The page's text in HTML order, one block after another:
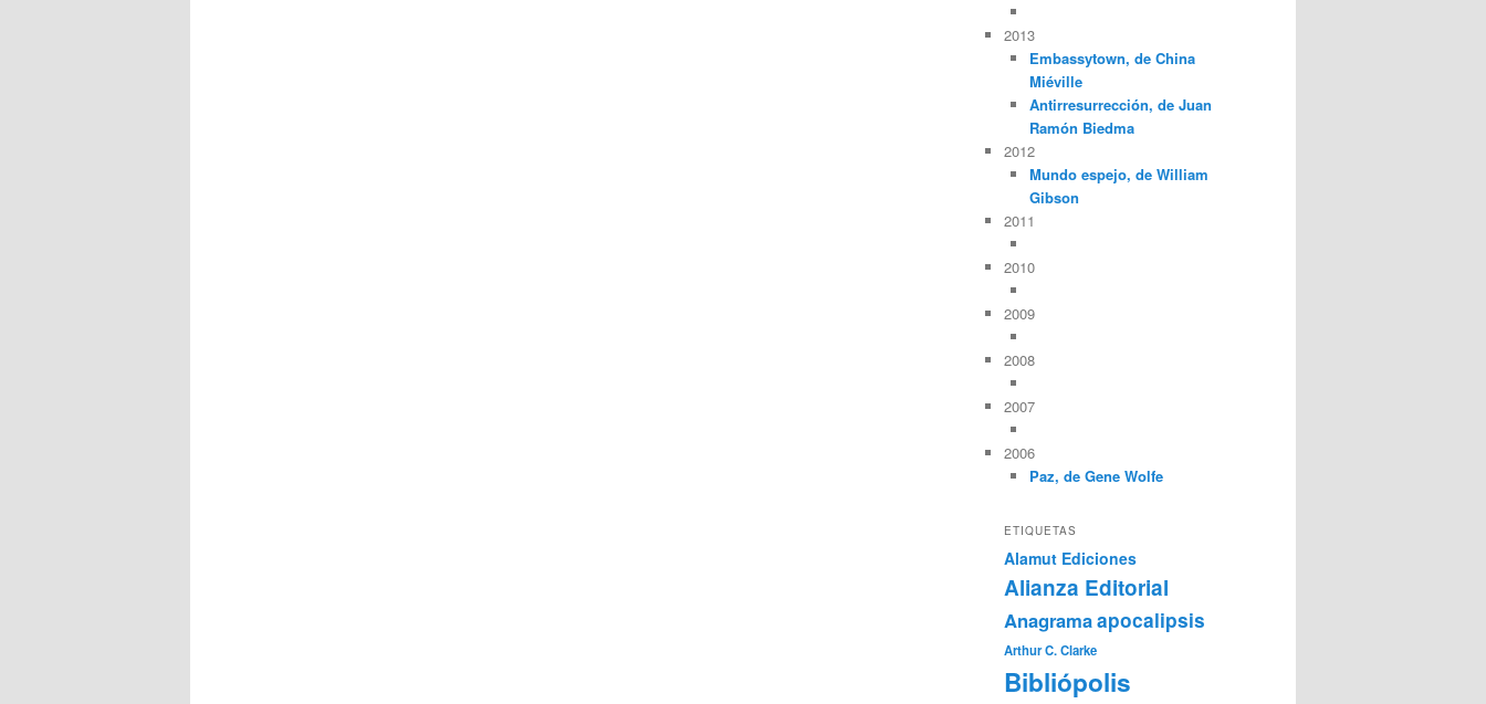
2013
Embassytown, de China
Miéville
Antirresurrección, de Juan
Ramón Biedma
2012
Mundo espejo, de William
Gibson
2011
2010
2009
2008
2007
2006
Paz, de Gene Wolfe
ETIQUETAS
Alamut Ediciones
Alianza Editorial
Anagramaapocalipsis
Arthur C. Clarke
Bibliópolis